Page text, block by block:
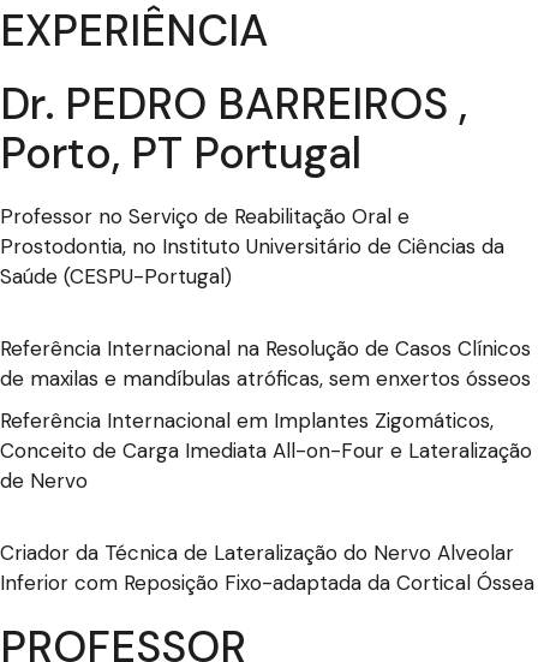
EXPERIÊNCIA
Dr. PEDRO BARREIROS ,
Porto, PT Portugal
Professor no Serviço de Reabilitação Oral e
Prostodontia, no Instituto Universitário de Ciências da
Saúde (CESPU-Portugal)
Referência Internacional na Resolução de Casos Clínicos
de maxilas e mandíbulas atróficas, sem enxertos ósseos
Referência Internacional em Implantes Zigomáticos,
Conceito de Carga Imediata All-on-Four e Lateralização
de Nervo
Criador da Técnica de Lateralização do Nervo Alveolar
Inferior com Reposição Fixo-adaptada da Cortical Óssea
PROFESSOR